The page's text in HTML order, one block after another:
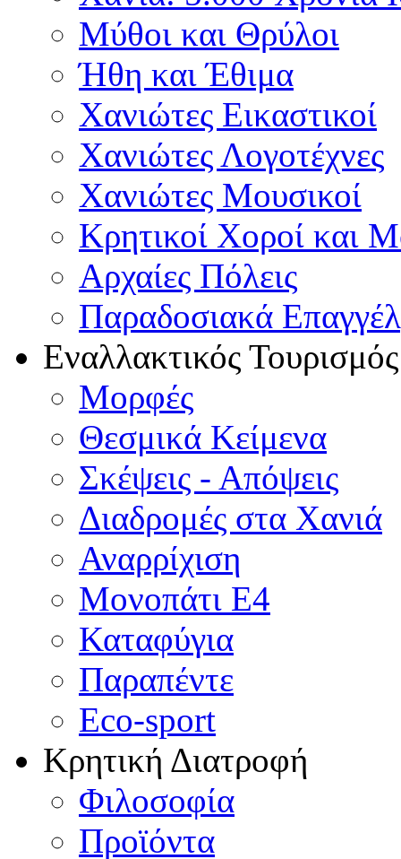
Μύθοι και Θρύλοι
Ήθη και Έθιμα
Χανιώτες Εικαστικοί
Χανιώτες Λογοτέχνες
Χανιώτες Μουσικοί
Κρητικοί Χοροί και
Αρχαίες Πόλεις
Παραδοσιακά
Εναλλακτικός Τουρισμός
Μορφές
Θεσμικά Κείμενα
Σκέψεις - Απόψεις
Διαδρομές στα Χανιά
Αναρρίχιση
Μονοπάτι Ε4
Καταφύγια
Παραπέντε
Eco-sport
Κρητική Διατροφή
Φιλοσοφία
Προϊόντα